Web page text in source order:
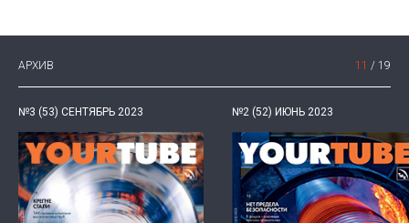
АРХИВ 11 / 19
№3 (53) СЕНТЯБРЬ 2023 №2 (52) ИЮНЬ 2023